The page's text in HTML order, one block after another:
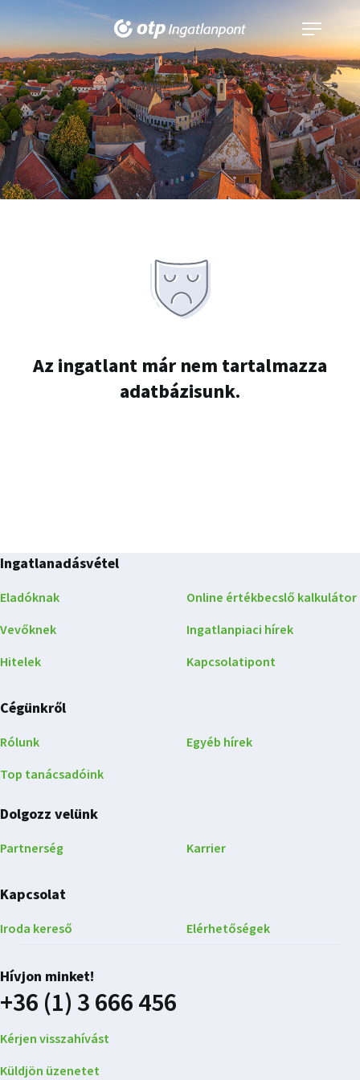
Navigáció
kinyitása
Az ingatlant már nem tartalmazza
adatbázisunk.
Ingatlanadásvétel
Eladóknak
Vevőknek
Hitelek
Online értékbecslő kalkulátor
Ingatlanpiaci hírek
Kapcsolatipont
Cégünkről
Rólunk
Top tanácsadóink
Egyéb hírek
Dolgozz velünk
Partnerség Karrier
Kapcsolat
Iroda kereső Elérhetőségek
Hívjon minket!
+36 (1) 3 666 456
Kérjen visszahívást
Küldjön üzenetet